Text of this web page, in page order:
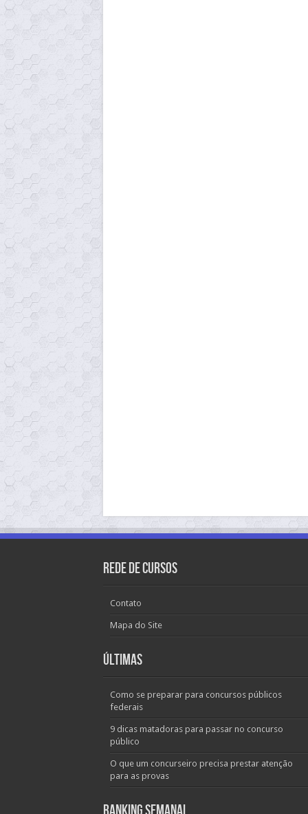
Rede de Cursos
Contato
Mapa do Site
Últimas
Como se preparar para concursos públicos
federais
9 dicas matadoras para passar no concurso
público
O que um concurseiro precisa prestar atenção
para as provas